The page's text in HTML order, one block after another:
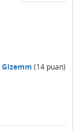
Gizemm (14 puan)